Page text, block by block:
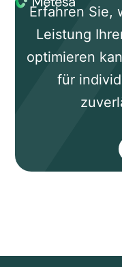
Erfahren Sie,
Leistung
optimieren
für